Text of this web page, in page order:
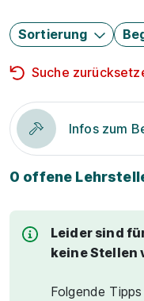
Sortierung
Suche
Infos zum
0 offene
Leider sind
keine Stellen
Folgende